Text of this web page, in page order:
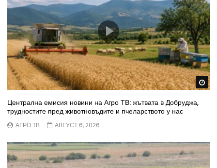
Централна емисия новини на Агро ТВ: жътвата в Добруджа,
трудностите пред животновъдите и пчеларството у нас
АГРО ТВ АВГУСТ 6, 2026